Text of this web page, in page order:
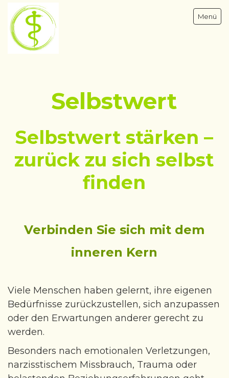
Menü
Psychotherapie & Hypnose - Blomberg OWL
Traumatherapie
Hypnosetherapie
Narzisstischer Missbrauch
Klinische Hypnose
Hypnotische Entspannung
Gewichtsreduktion
Raucherentwöhnung
Trauer - Begleitung mit Hypnose
ADHS
Entspannung & Achtsamkeit
Kunsttherapie - Schreibtherapie
Lösungsfokussierte Kurzzeittherapie
Gesprächstherapie - Tiergestütze Begleitung
Selbstwert
Selbstwert stärken –
zurück zu sich selbst
finden
Verbinden Sie sich mit dem
inneren Kern
Viele Menschen haben gelernt, ihre eigenen
Bedürfnisse zurückzustellen, sich anzupassen
oder den Erwartungen anderer gerecht zu
werden.
Besonders nach emotionalen Verletzungen,
narzisstischem Missbrauch, Trauma oder